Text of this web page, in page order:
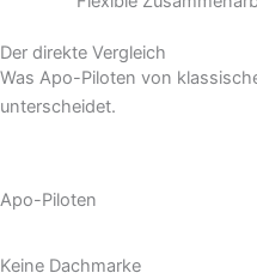
Der direkte Vergleich
Was Apo-Piloten von
unterscheidet.
Apo-Piloten
Keine Dachmarke